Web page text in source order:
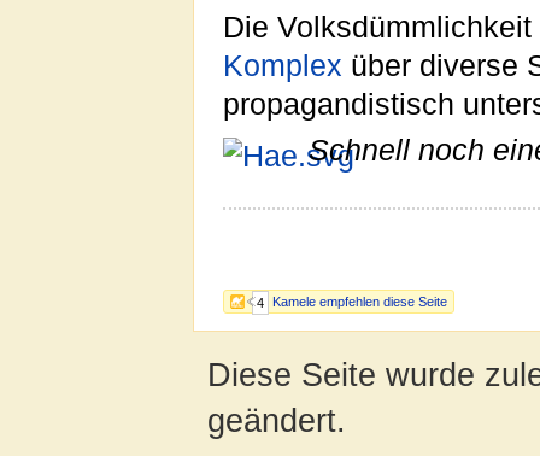
4 Kamele empfehlen diese Seite
Die
Komplex über diverse
propagandistisch
Schnell noch
Diese Seite wurde
geändert.